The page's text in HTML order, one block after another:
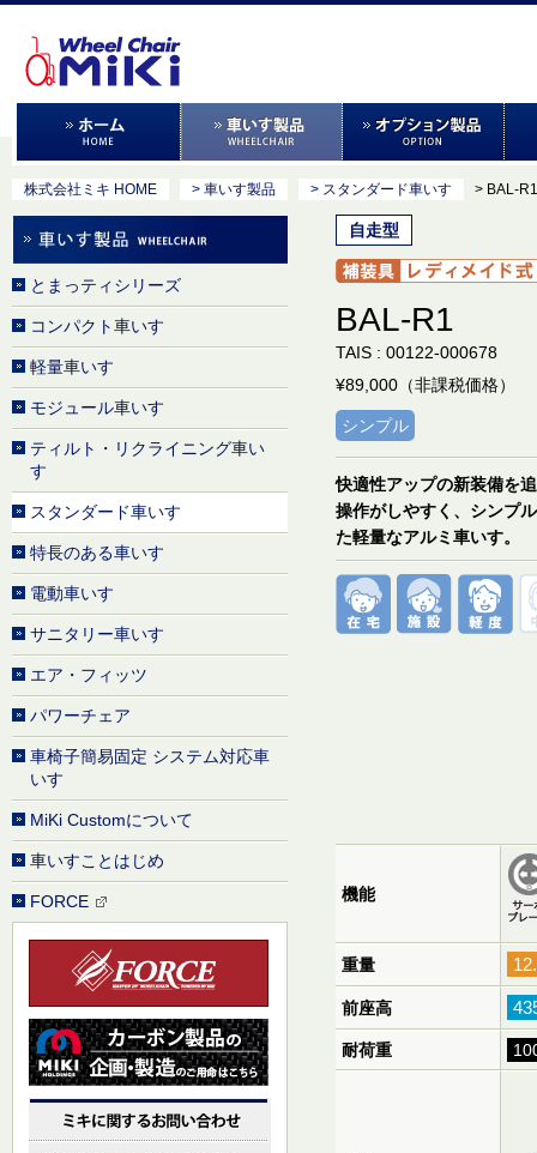
株式会社ミキ HOME > 車いす製品 > スタンダード車いす > BAL-R1
自走型
BAL-R1
TAIS : 00122-000678
¥89,000（非課税価格）
シンプル
快適性アップの新装備を
操作がしやすく、シンプ
た軽量なアルミ車いす。
機能
重量
前座高
耐荷重
とまっティシリーズ
コンパクト車いす
軽量車いす
モジュール車いす
ティルト・リクライニング車い
す
スタンダード車いす
特長のある車いす
電動車いす
サニタリー車いす
エア・フィッツ
パワーチェア
車椅子簡易固定 システム対応車
いす
MiKi Customについて
車いすことはじめ
FORCE